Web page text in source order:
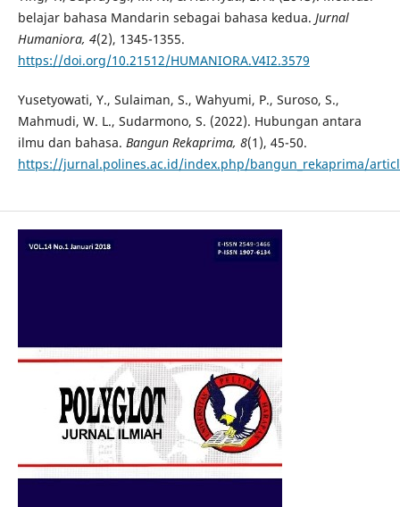
belajar bahasa Mandarin sebagai bahasa kedua. Jurnal
Humaniora, 4(2), 1345-1355.
https://doi.org/10.21512/HUMANIORA.V4I2.3579
Yusetyowati, Y., Sulaiman, S., Wahyumi, P., Suroso, S.,
Mahmudi, W. L., Sudarmono, S. (2022). Hubungan antara
ilmu dan bahasa. Bangun Rekaprima, 8(1), 45-50.
https://jurnal.polines.ac.id/index.php/bangun_rekaprima/